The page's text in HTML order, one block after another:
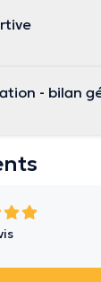
- bilan